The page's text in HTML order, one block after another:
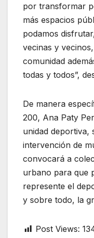
por transformar
más espacios
podamos
vecinas y
comunidad
todas y todos”,
De manera
200, Ana Paty
unidad deportiva,
intervención de
convocará a
urbano para que
represente el
y sobre todo, la
Post Views: